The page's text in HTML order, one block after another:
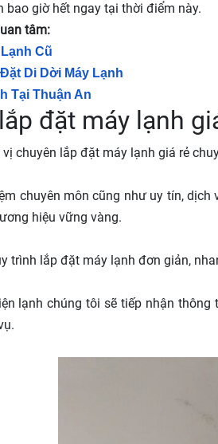
bao giờ hết ngay tại thời điểm này.
tâm:
Cũ
Di Dời Máy Lạnh
Tại Thuận An
đặt máy lạnh
chuyên lắp đặt máy lạnh giá rẻ
chuyên môn cũng như uy tín,
hiệu vững vàng.
trình lắp đặt máy lạnh đơn giản,
lạnh chúng tôi sẽ tiếp nhận thông